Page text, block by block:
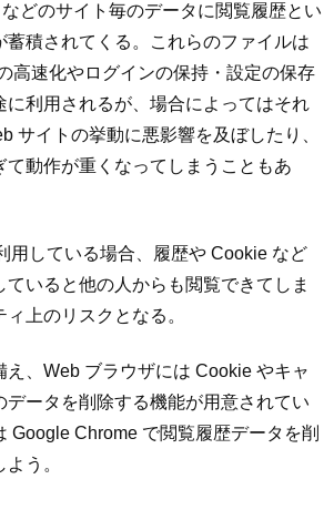
どのサイト毎のデータに閲覧履歴とい
蓄積されてくる。これらのファイルは
高速化やログインの保持・設定の保存
に利用されるが、場合によってはそれ
サイトの挙動に悪影響を及ぼしたり、
て動作が重くなってしまうこともあ
用している場合、履歴や Cookie など
ていると他の人からも閲覧できてしま
上のリスクとなる。
え、Web ブラウザには Cookie やキャ
データを削除する機能が用意されてい
Google Chrome で閲覧履歴データを削
う。